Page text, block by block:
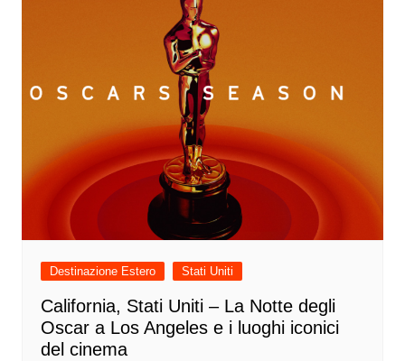
Destinazione Estero Stati Uniti
California, Stati Uniti – La Notte degli
Oscar a Los Angeles e i luoghi iconici
del cinema